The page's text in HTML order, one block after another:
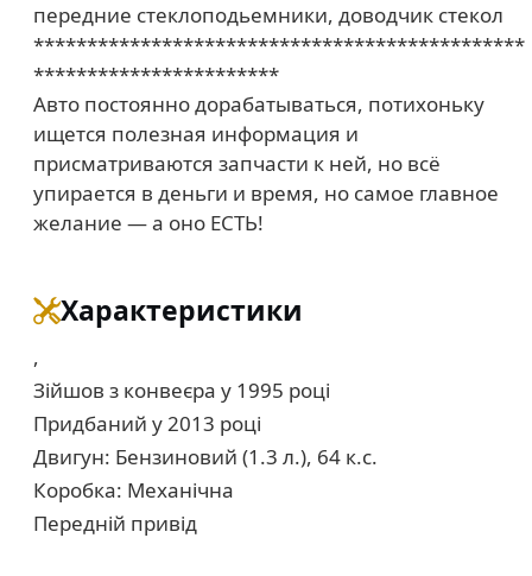
передние стеклоподьемники, доводчик стекол
**********************************************
***********************
Авто постоянно дорабатываться, потихоньку
ищется полезная информация и
присматриваются запчасти к ней, но всё
упирается в деньги и время, но самое главное
желание — а оно ЕСТЬ!
Характеристики
,
Зійшов з конвеєра у 1995 році
Придбаний у 2013 році
Двигун: Бензиновий (1.3 л.), 64 к.с.
Коробка: Механічна
Передній привід